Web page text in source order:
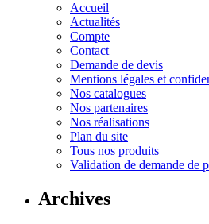
Accueil
Actualités
Compte
Contact
Demande de devis
Mentions légales et
Nos catalogues
Nos partenaires
Nos réalisations
Plan du site
Tous nos produits
Validation de demande de
Archives